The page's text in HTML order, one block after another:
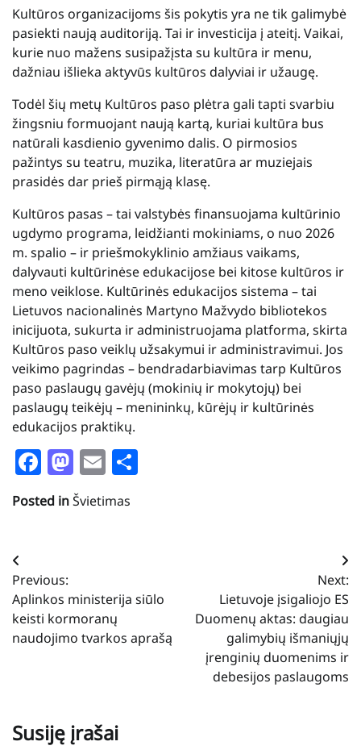
Kultūros organizacijoms šis pokytis yra ne tik galimybė
pasiekti naują auditoriją. Tai ir investicija į ateitį. Vaikai,
kurie nuo mažens susipažįsta su kultūra ir menu,
dažniau išlieka aktyvūs kultūros dalyviai ir užaugę.
Todėl šių metų Kultūros paso plėtra gali tapti svarbiu
žingsniu formuojant naują kartą, kuriai kultūra bus
natūrali kasdienio gyvenimo dalis. O pirmosios
pažintys su teatru, muzika, literatūra ar muziejais
prasidės dar prieš pirmąją klasę.
Kultūros pasas – tai valstybės finansuojama kultūrinio
ugdymo programa, leidžianti mokiniams, o nuo 2026
m. spalio – ir priešmokyklinio amžiaus vaikams,
dalyvauti kultūrinėse edukacijose bei kitose kultūros ir
meno veiklose. Kultūrinės edukacijos sistema – tai
Lietuvos nacionalinės Martyno Mažvydo bibliotekos
inicijuota, sukurta ir administruojama platforma, skirta
Kultūros paso veiklų užsakymui ir administravimui. Jos
veikimo pagrindas – bendradarbiavimas tarp Kultūros
paso paslaugų gavėjų (mokinių ir mokytojų) bei
paslaugų teikėjų – menininkų, kūrėjų ir kultūrinės
edukacijos praktikų.
Facebook
Mastodon
Email
Posted inŠvietimas
Navigacija
tarp
įrašų
Previous:
Aplinkos ministerija siūlo
keisti kormoranų
naudojimo tvarkos aprašą
Next:
Lietuvoje įsigaliojo ES
Duomenų aktas: daugiau
galimybių išmaniųjų
įrenginių duomenims ir
debesijos paslaugoms
Susiję įrašai